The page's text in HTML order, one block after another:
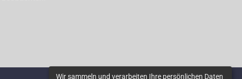
Wir sammeln und verarbeiten Ihre persönlichen Daten